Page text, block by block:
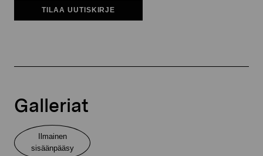
TILAA UUTISKIRJE
Galleriat
Ilmainen
sisäänpääsy